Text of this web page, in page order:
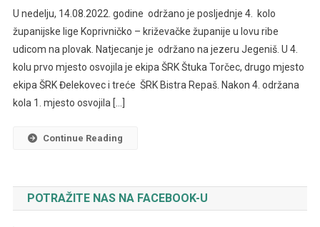
U nedelju, 14.08.2022. godine održano je posljednje 4. kolo
županijske lige Koprivničko – križevačke županije u lovu ribe
udicom na plovak. Natjecanje je održano na jezeru Jegeniš. U 4.
kolu prvo mjesto osvojila je ekipa ŠRK Štuka Torčec, drugo mjesto
ekipa ŠRK Đelekovec i treće ŠRK Bistra Repaš. Nakon 4. održana
kola 1. mjesto osvojila […]
Continue Reading
POTRAŽITE NAS NA FACEBOOK-U